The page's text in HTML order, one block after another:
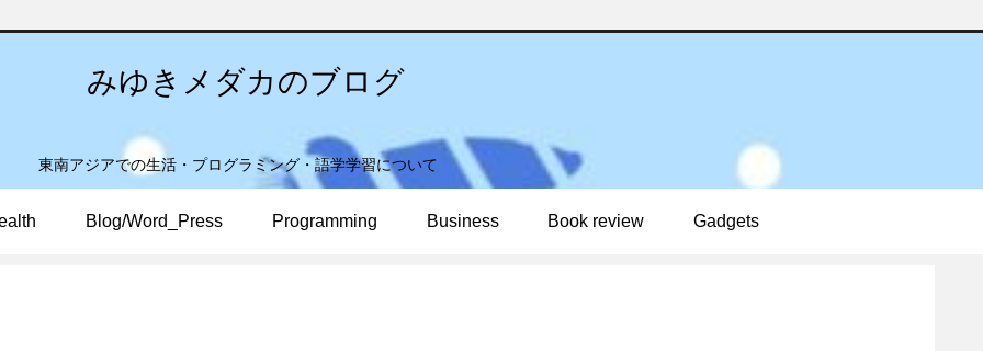
みゆきメダカのブログ
東南アジアでの生活・プログラミング・語学学習について
Blog/Word_Press Programming Business Book review Gadgets